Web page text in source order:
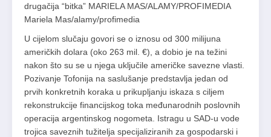
drugačija “bitka” MARIELA MAS/ALAMY/PROFIMEDIA
Mariela Mas/alamy/profimedia
U cijelom slučaju govori se o iznosu od 300 milijuna
američkih dolara (oko 263 mil. €), a dobio je na težini
nakon što su se u njega uključile američke savezne vlasti.
Pozivanje Tofonija na saslušanje predstavlja jedan od
prvih konkretnih koraka u prikupljanju iskaza s ciljem
rekonstrukcije financijskog toka međunarodnih poslovnih
operacija argentinskog nogometa. Istragu u SAD-u vode
trojica saveznih tužitelja specijaliziranih za gospodarski i